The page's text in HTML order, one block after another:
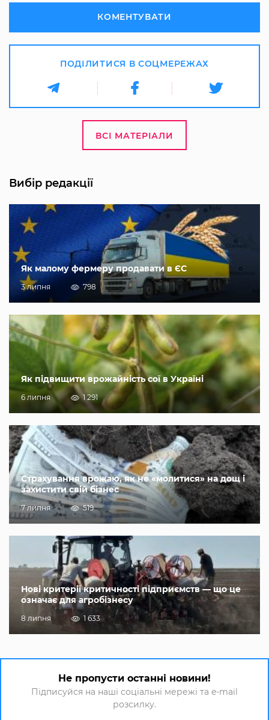
КОМЕНТУВАТИ
ПОДІЛИТИСЯ В СОЦМЕРЕЖАХ
ВСІ МАТЕРІАЛИ
Вибір редакції
Як малому фермеру продавати в ЄС
3 липня 798
Як підвищити врожайність сої в Україні
6 липня 1 291
Страхування врожаю, як не «молитися» на дощ і
захистити свій бізнес
7 липня 519
Нові критерії критичності підприємств — що це
означає для агробізнесу
8 липня 1 633
Не пропусти останні новини!
Підписуйся на наші соціальні мережі та e-mail
розсилку.